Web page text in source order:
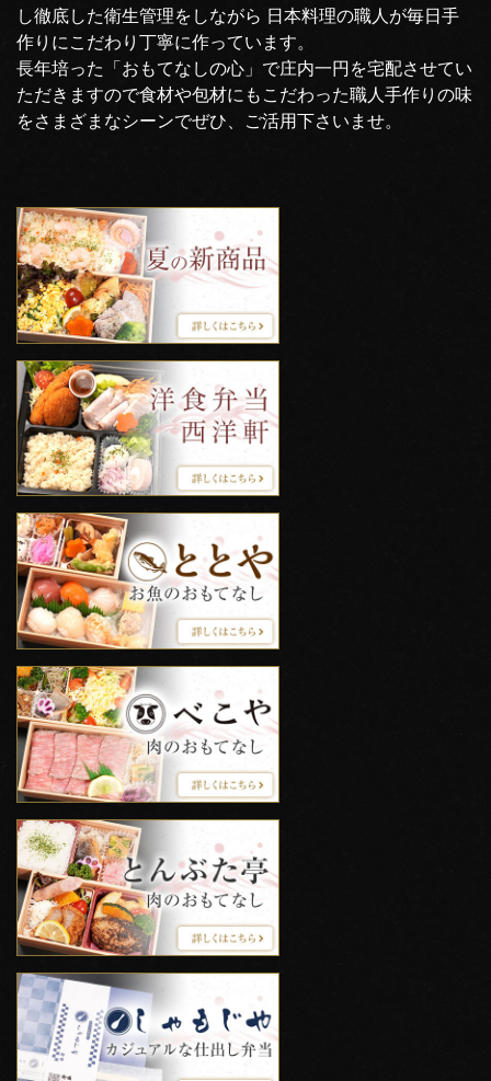
し徹底した衛生管理をしながら 日本料理の職人が毎日手
作りにこだわり丁寧に作っています。
長年培った「おもてなしの心」で庄内一円を宅配させてい
ただきますので食材や包材にもこだわった職人手作りの味
をさまざまなシーンでぜひ、ご活用下さいませ。